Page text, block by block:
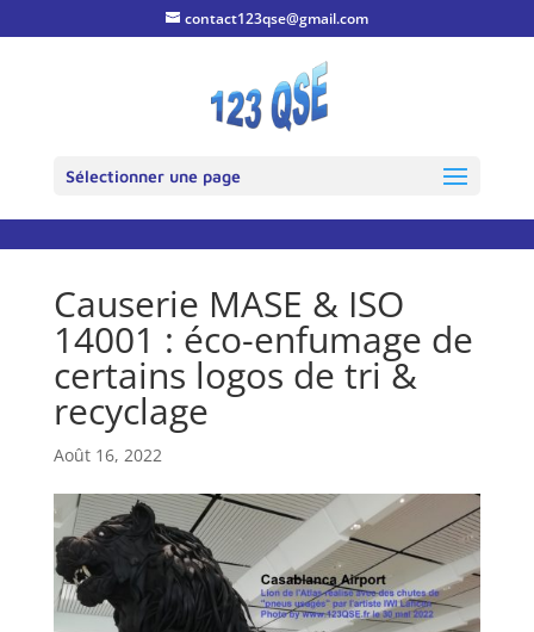
contact123qse@gmail.com
Sélectionner une page
Causerie MASE & ISO
14001 : éco-enfumage de
certains logos de tri &
recyclage
Août 16, 2022